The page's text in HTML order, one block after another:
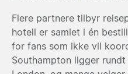
Flere partnere tilbyr
hotell er samlet i én
for fans som ikke vil
Southampton ligger